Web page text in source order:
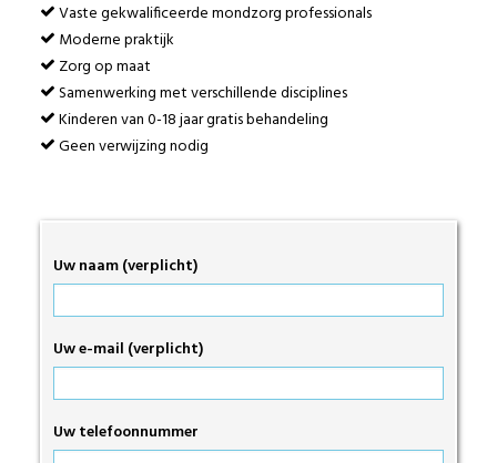
Vaste gekwalificeerde mondzorg professionals
Moderne praktijk
Zorg op maat
Samenwerking met verschillende disciplines
Kinderen van 0-18 jaar gratis behandeling
Geen verwijzing nodig
Uw naam (verplicht)
Uw e-mail (verplicht)
Uw telefoonnummer